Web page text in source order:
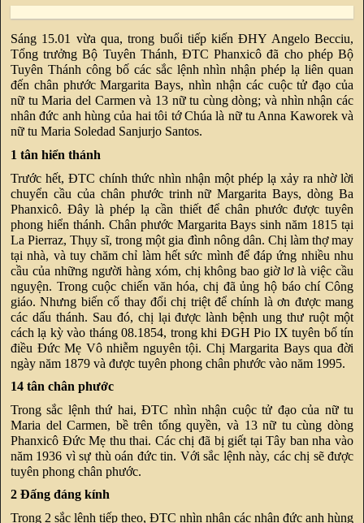
Sáng 15.01 vừa qua, trong buổi tiếp kiến ĐHY Angelo Becciu,
Tổng trưởng Bộ Tuyên Thánh, ĐTC Phanxicô đã cho phép Bộ
Tuyên Thánh công bố các sắc lệnh nhìn nhận phép lạ liên quan
đến chân phước Margarita Bays, nhìn nhận các cuộc tử đạo của
nữ tu Maria del Carmen và 13 nữ tu cùng dòng; và nhìn nhận các
nhân đức anh hùng của hai tôi tớ Chúa là nữ tu Anna Kaworek và
nữ tu Maria Soledad Sanjurjo Santos.
1 tân hiển thánh
Trước hết, ĐTC chính thức nhìn nhận một phép lạ xảy ra nhờ lời
chuyển cầu của chân phước trinh nữ Margarita Bays, dòng Ba
Phanxicô. Đây là phép lạ cần thiết để chân phước được tuyên
phong hiển thánh. Chân phước Margarita Bays sinh năm 1815 tại
La Pierraz, Thụy sĩ, trong một gia đình nông dân. Chị làm thợ may
tại nhà, và tuy chăm chỉ làm hết sức mình để đáp ứng nhiều nhu
cầu của những người hàng xóm, chị không bao giờ lơ là việc cầu
nguyện. Trong cuộc chiến văn hóa, chị đã ủng hộ báo chí Công
giáo. Nhưng biến cố thay đổi chị triệt để chính là ơn được mang
các dấu thánh. Sau đó, chị lại được lành bệnh ung thư ruột một
cách lạ kỳ vào tháng 08.1854, trong khi ĐGH Pio IX tuyên bố tín
điều Đức Mẹ Vô nhiễm nguyên tội. Chị Margarita Bays qua đời
ngày năm 1879 và được tuyên phong chân phước vào năm 1995.
14 tân chân phước
Trong sắc lệnh thứ hai, ĐTC nhìn nhận cuộc tử đạo của nữ tu
Maria del Carmen, bề trên tổng quyền, và 13 nữ tu cùng dòng
Phanxicô Đức Mẹ thu thai. Các chị đã bị giết tại Tây ban nha vào
năm 1936 vì sự thù oán đức tin. Với sắc lệnh này, các chị sẽ được
tuyên phong chân phước.
2 Đấng đáng kính
Trong 2 sắc lệnh tiếp theo, ĐTC nhìn nhận các nhân đức anh hùng